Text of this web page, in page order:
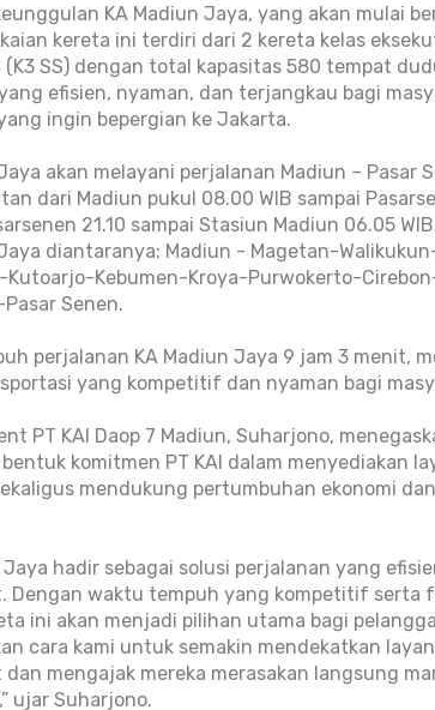
KA Madiun Jaya, yang akan mulai
kereta ini terdiri dari 2 kereta kelas
(K3 SS) dengan total kapasitas 580 tempat
efisien, nyaman, dan terjangkau bagi
ingin bepergian ke Jakarta.
akan melayani perjalanan Madiun – Pasar
dari Madiun pukul 08.00 WIB sampai
21.10 sampai Stasiun Madiun 06.05
diantaranya: Madiun - Magetan-
Kutoarjo-Kebumen-Kroya-Purwokerto-
Senen.
perjalanan KA Madiun Jaya 9 jam 3 menit,
yang kompetitif dan nyaman bagi
PT KAI Daop 7 Madiun, Suharjono,
komitmen PT KAI dalam menyediakan
mendukung pertumbuhan ekonomi
Jaya hadir sebagai solusi perjalanan yang
Dengan waktu tempuh yang kompetitif serta
ini akan menjadi pilihan utama bagi
cara kami untuk semakin mendekatkan
dan mengajak mereka merasakan langsung
ujar Suharjono.